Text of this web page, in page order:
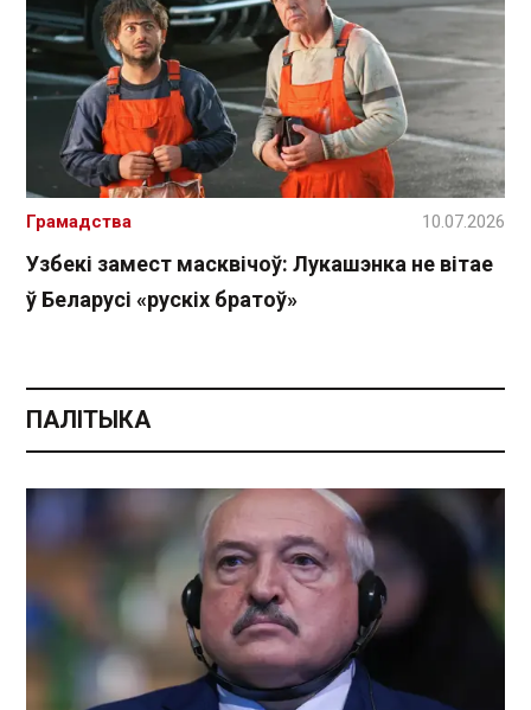
Узбекі замест масквічоў: Лукашэнка не вітае
ў Беларусі «рускіх братоў»
Грамадства 10.07.2026
ПАЛІТЫКА